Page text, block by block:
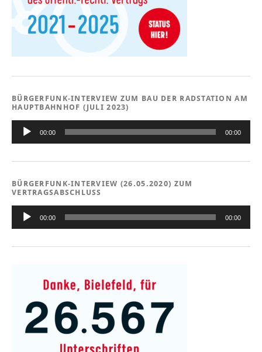
BÜRGERFUNK-INTERVIEW ZUM BAU DER RADSTATION AM
HAUPTBAHNHOF (JULI 2023)
Player
00:00 00:00
BÜRGERFUNK-INTERVIEW (26.05.2020) ZUM
VERTRAGSABSCHLUSS
Player
00:00 00:00